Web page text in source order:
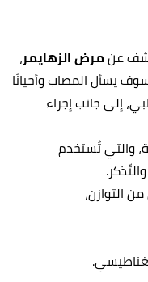
عنمرض الزهايمر،
يسأل المصاب وأحيانًا
إلى جانب إجراء
والتي تُستخدم
التوازن،